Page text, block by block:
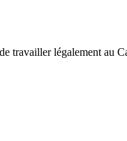
travailler légalement au